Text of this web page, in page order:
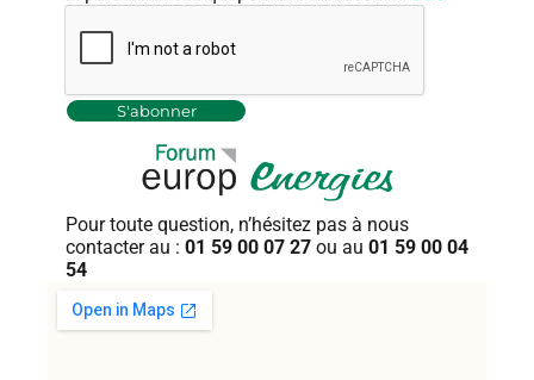
Pour toute question, n’hésitez pas à nous
contacter au : 01 59 00 07 27 ou au 01 59 00 04
54